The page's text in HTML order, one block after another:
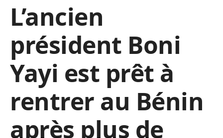
L’ancien
président Boni
Yayi est prêt à
rentrer au Bénin
après plus de